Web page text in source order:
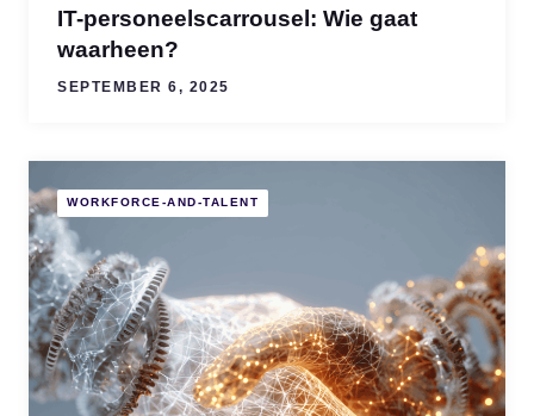
IT-personeelscarrousel: Wie gaat
waarheen?
SEPTEMBER 6, 2025
WORKFORCE-AND-TALENT